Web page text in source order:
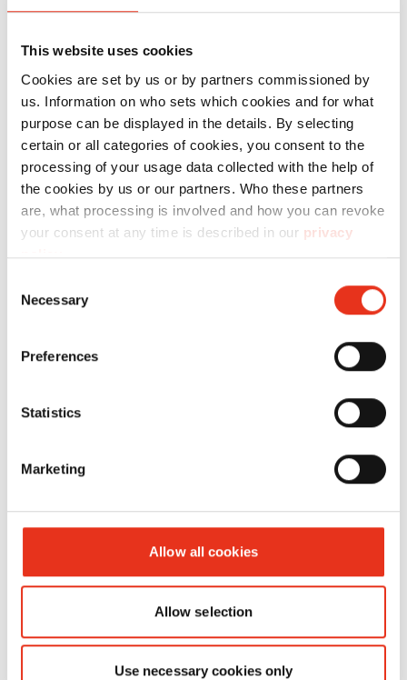
This website uses cookies
Cookies are set by us or by partners commissioned by
us. Information on who sets which cookies and for what
purpose can be displayed in the details. By selecting
certain or all categories of cookies, you consent to the
processing of your usage data collected with the help of
the cookies by us or our partners. Who these partners
are, what processing is involved and how you can revoke
your consent at any time is described in our privacy
policy.
Selection
Necessary
Preferences
Statistics
Marketing
Allow all cookies
Allow selection
Use necessary cookies only
Press 60
HSM V-
Press 503
eco
6154104 30 kN
HSM V-
Press 504